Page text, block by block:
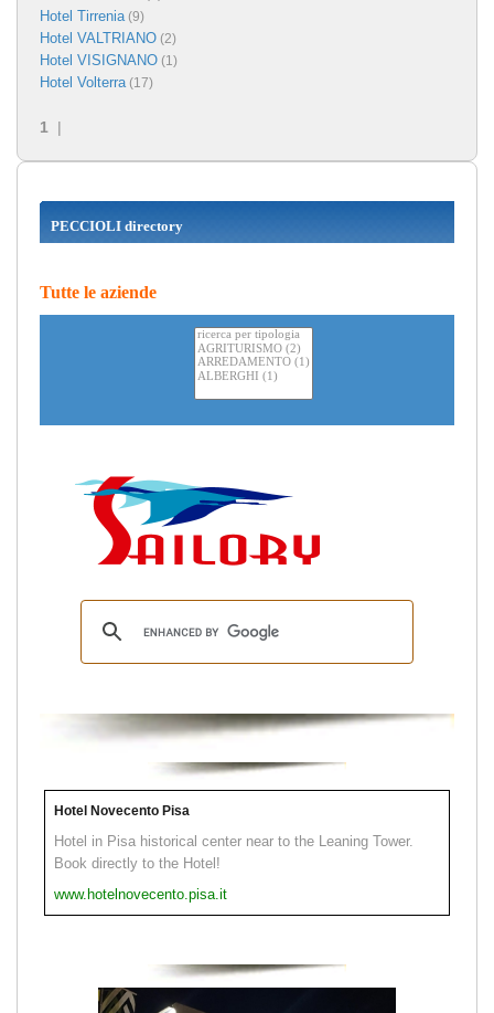
Hotel Tirrenia(9)
Hotel VALTRIANO (2)
Hotel VISIGNANO (1)
Hotel Volterra(17)
1 |
PECCIOLI directory
Tutte le aziende
Hotel Novecento Pisa
Hotel in Pisa historical center near to the Leaning Tower.
Book directly to the Hotel!
www.hotelnovecento.pisa.it